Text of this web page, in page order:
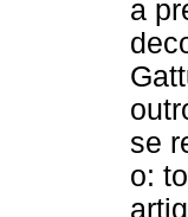
a
se
o: